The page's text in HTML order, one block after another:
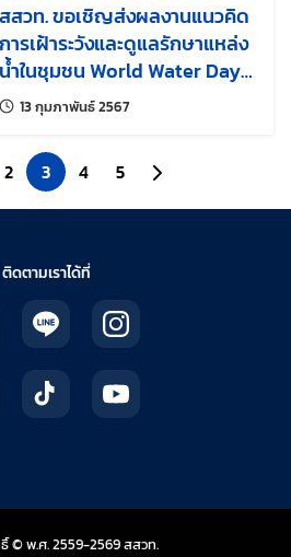
สสวท. ขอเชิญส่งผลงานแนวคิด
การเฝ้าระวังและดูแลรักษาแหล่ง
น้ำในชุมชน World Water Day
2024 “Leveraging water for
peace”
13 กุมภาพันธ์ 2567แก้ไขล่าสุดเมื่อ:
าก่อนหน้า
2 3 4 5 ไปยังหน้าถัดไป
ติดตามเราได้ที่
© พ.ศ. 2559-2569สสวท.สถาบันส่งเสริมการสอ